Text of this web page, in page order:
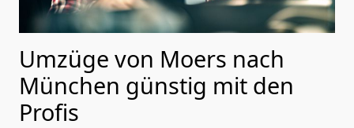
Umzüge von Moers nach
München günstig mit den
Profis